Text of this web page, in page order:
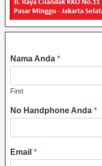
Nama Anda *
First
No Handphone Anda *
Email *